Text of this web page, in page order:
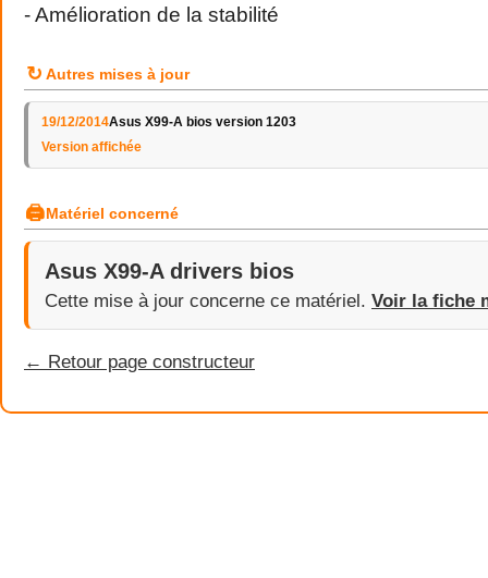
- Amélioration de la stabilité
↻ Autres mises à jour
19/12/2014Asus X99-A bios version 1203
Version affichée
🖨Matériel concerné
Asus X99-A drivers bios
Cette mise à jour concerne ce matériel. Voir la fiche
← Retour page constructeur